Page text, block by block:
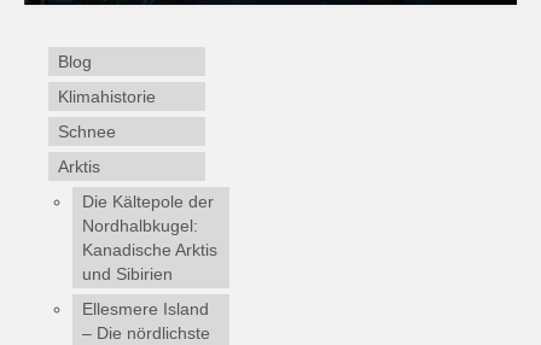
Blog
Klimahistorie
Schnee
Arktis
Die Kältepole der
Nordhalbkugel:
Kanadische Arktis
und Sibirien
Ellesmere Island
– Die nördlichste